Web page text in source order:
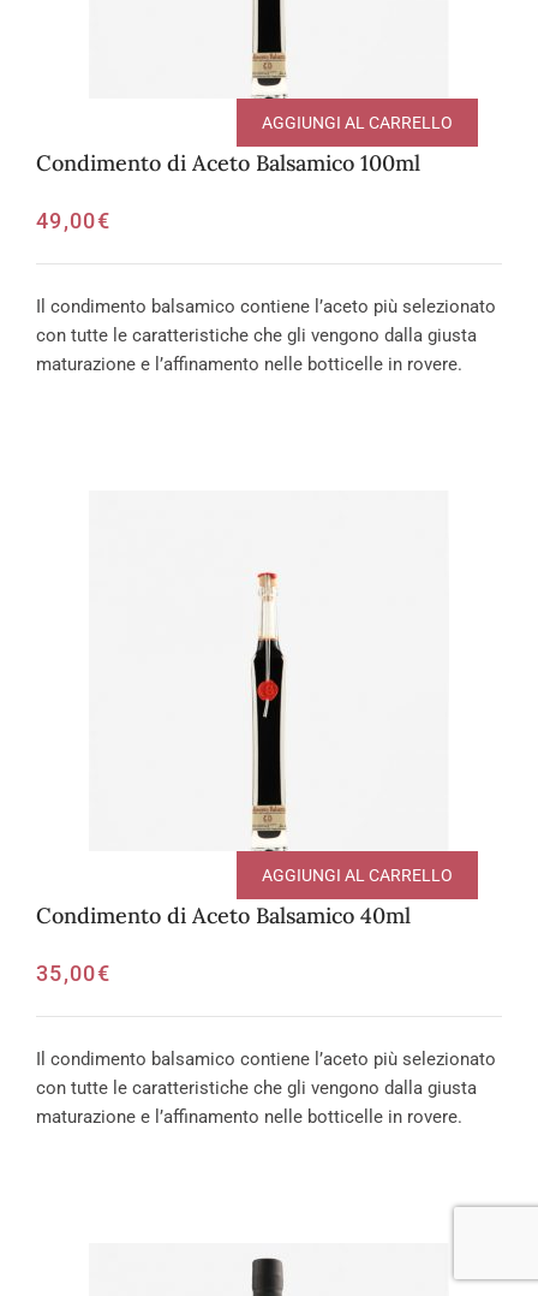
Condimento di Aceto Balsamico 100ml
49,00€
AGGIUNGI AL CARRELLO
Il condimento balsamico contiene l’aceto più selezionato
con tutte le caratteristiche che gli vengono dalla giusta
maturazione e l’affinamento nelle botticelle in rovere.
Condimento di Aceto Balsamico 40ml
35,00€
AGGIUNGI AL CARRELLO
Il condimento balsamico contiene l’aceto più selezionato
con tutte le caratteristiche che gli vengono dalla giusta
maturazione e l’affinamento nelle botticelle in rovere.